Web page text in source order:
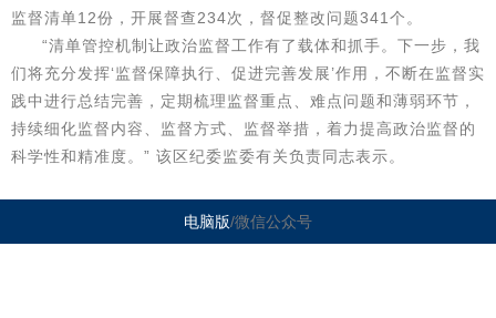
监督清单12份，开展督查234次，督促整改问题341个。
“清单管控机制让政治监督工作有了载体和抓手。下一步，我
们将充分发挥‘监督保障执行、促进完善发展’作用，不断在监督实
践中进行总结完善，定期梳理监督重点、难点问题和薄弱环节，
持续细化监督内容、监督方式、监督举措，着力提高政治监督的
科学性和精准度。” 该区纪委监委有关负责同志表示。
电脑版/微信公众号